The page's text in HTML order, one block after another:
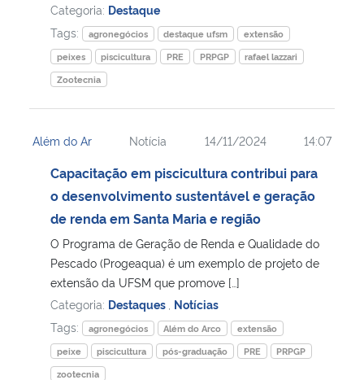
Categoria: Destaque
Tags:
agronegócios destaque ufsm
extensão
peixes
piscicultura PRE PRPGP
rafael lazzari
Zootecnia
Além do Ar Notícia 14/11/2024 14:07
Capacitação em piscicultura contribui para
o desenvolvimento sustentável e geração
de renda em Santa Maria e região
O Programa de Geração de Renda e Qualidade do
Pescado (Progeaqua) é um exemplo de projeto de
extensão da UFSM que promove […]
Categoria: Destaques Notícias
Tags:
agronegócios Além do Arco
extensão
peixe
piscicultura pós-graduação PRE
PRPGP
zootecnia